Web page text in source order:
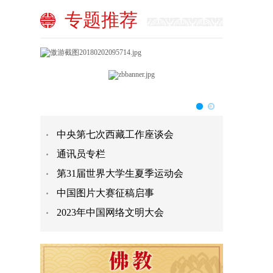
专题推荐
中央第七次西藏工作座谈会
通讯员专栏
第31届世界大学生夏季运动会
中国图片大赛征稿启事
2023年中国网络文明大会